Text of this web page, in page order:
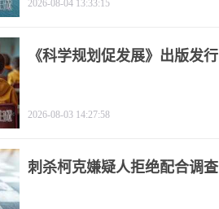
2026-08-04 13:33:15
《科学规划促发展》出版发行
2026-08-03 14:27:58
刺杀柯克嫌疑人拒绝配合调查